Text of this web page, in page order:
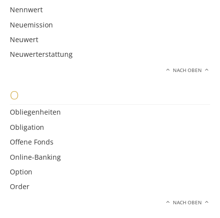
Nennwert
Neuemission
Neuwert
Neuwerterstattung
NACH OBEN
O
Obliegenheiten
Obligation
Offene Fonds
Online-Banking
Option
Order
NACH OBEN